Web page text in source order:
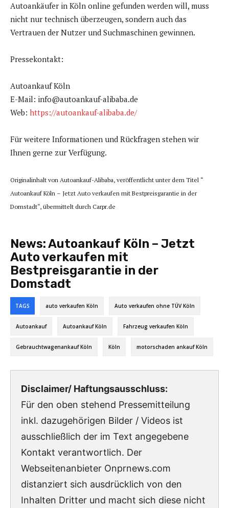
Autoankäufer in Köln online gefunden werden will, muss
nicht nur technisch überzeugen, sondern auch das
Vertrauen der Nutzer und Suchmaschinen gewinnen.
Pressekontakt:
Autoankauf Köln
E-Mail: info@autoankauf-alibaba.de
Web: https://autoankauf-alibaba.de/
Für weitere Informationen und Rückfragen stehen wir
Ihnen gerne zur Verfügung.
Originalinhalt von Autoankauf-Alibaba, veröffentlicht unter dem Titel “
Autoankauf Köln – Jetzt Auto verkaufen mit Bestpreisgarantie in der
Domstadt“, übermittelt durch Carpr.de
News:Autoankauf Köln – Jetzt
Auto verkaufen mit
Bestpreisgarantie in der
Domstadt
TAGS auto verkaufen Köln Auto verkaufen ohne TÜV Köln
Autoankauf Autoankauf Köln Fahrzeug verkaufen Köln
Gebrauchtwagenankauf Köln Köln motorschaden ankauf Köln
Disclaimer/ Haftungsausschluss:
Für den oben stehend Pressemitteilung
inkl. dazugehörigen Bilder / Videos ist
ausschließlich der im Text angegebene
Kontakt verantwortlich. Der
Webseitenanbieter Onprnews.com
distanziert sich ausdrücklich von den
Inhalten Dritter und macht sich diese nicht